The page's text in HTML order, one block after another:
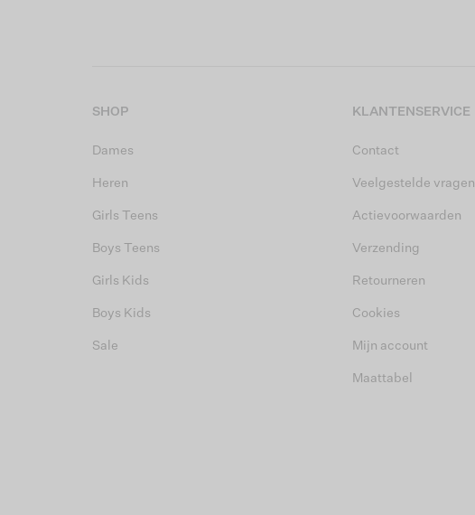
SHOP
Dames
Heren
Girls Teens
Boys Teens
Girls Kids
Boys Kids
Sale
KLANTENSERVICE
Contact
Veelgestelde vragen
Actievoorwaarden
Verzending
Retourneren
Cookies
Mijn account
Maattabel